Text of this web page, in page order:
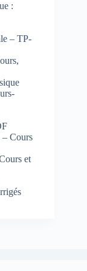
:
– TP-
– Cours
et